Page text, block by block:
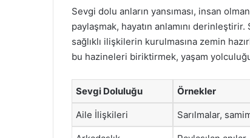
Sevgi dolu anların yansıması, insan
paylaşmak, hayatın anlamını
sağlıklı ilişkilerin kurulmasına zemin
bu hazineleri biriktirmek, yaşam
Sevgi Doluluğu Örnekler
Aile İlişkileri Sarılmalar,